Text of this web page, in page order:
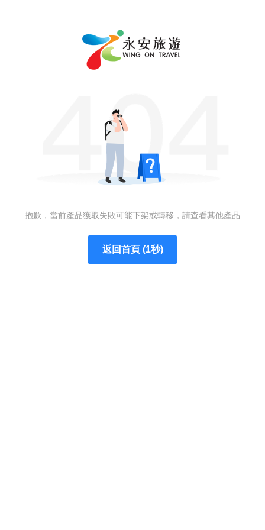
抱歉，當前產品獲取失敗可能下架或轉移，請查看其他產品
返回首頁 (1秒)